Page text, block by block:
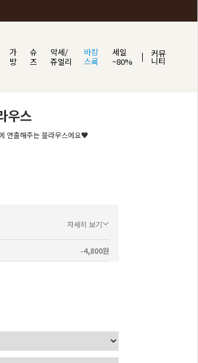
가
방
슈
즈
악세/
쥬얼리
바캉
스룩
세일
~80%
커뮤
니티
우스
연출해주는 블라우스에요♥
자세히 보기
-4,800원